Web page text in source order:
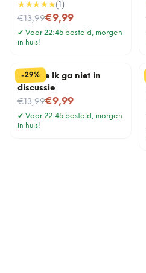
★★★★★( 1 )
€13,99
Nu voor€9,99
✔ Voor 22:45 besteld, morgen
in huis!
-29%
Tegeltje Ik ga niet in
discussie
€13,99
Nu voor€9,99
✔ Voor 22:45 besteld, morgen
in huis!